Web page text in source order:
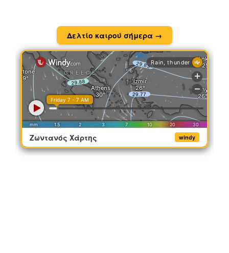
Δελτίο καιρού σήμερα →
Ζωντανός Χάρτης windy